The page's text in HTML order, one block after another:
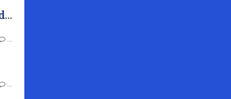
Vide placard de l'espace jeunes de Rai
…
…